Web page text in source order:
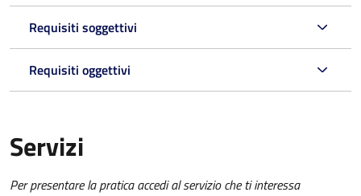
Requisiti soggettivi
Requisiti oggettivi
Servizi
Per presentare la pratica accedi al servizio che ti interessa